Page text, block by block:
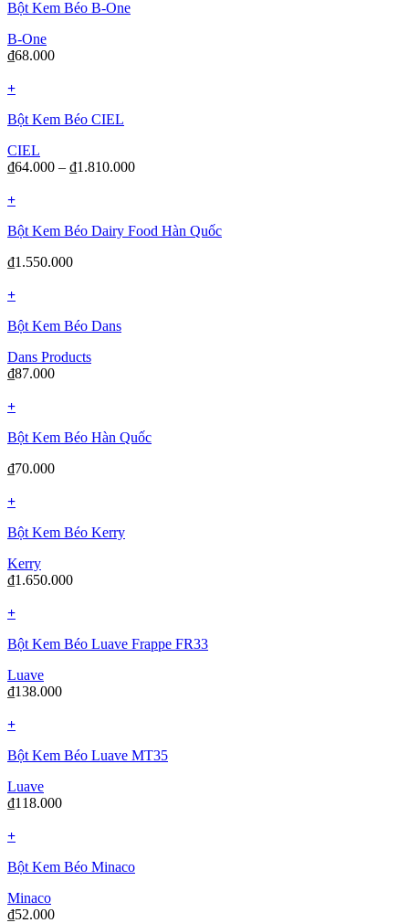
Bột Kem Béo B-One
B-One
₫68.000
+
Bột Kem Béo CIEL
CIEL
₫64.000 – ₫1.810.000
+
Bột Kem Béo Dairy Food Hàn Quốc
₫1.550.000
+
Bột Kem Béo Dans
Dans Products
₫87.000
+
Bột Kem Béo Hàn Quốc
₫70.000
+
Bột Kem Béo Kerry
Kerry
₫1.650.000
+
Bột Kem Béo Luave Frappe FR33
Luave
₫138.000
+
Bột Kem Béo Luave MT35
Luave
₫118.000
+
Bột Kem Béo Minaco
Minaco
₫52.000